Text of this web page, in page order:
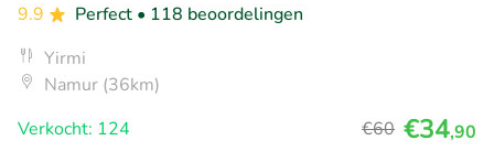
9.9 Perfect • 118 beoordelingen
Yirmi
Namur (36km)
Verkocht: 124
€60 €34,90